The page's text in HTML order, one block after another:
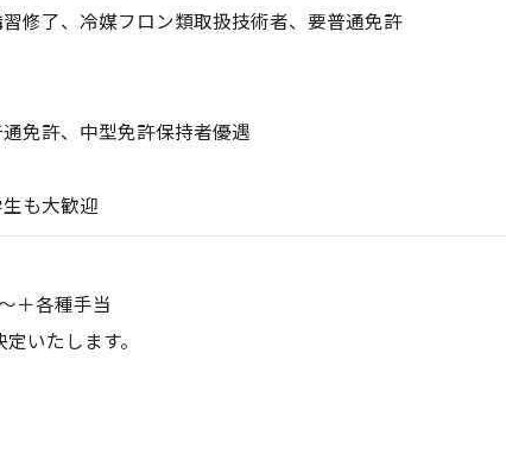
修了、冷媒フロン類取扱技術者、要普通免許
免許、中型免許保持者優遇
も大歓迎
＋各種手当
いたします。